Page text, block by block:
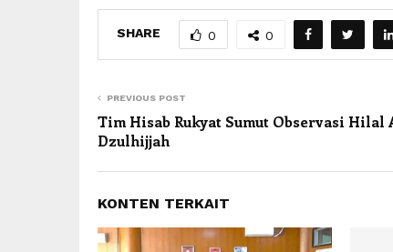
SHARE 0 0
PREVIOUS POST
Tim Hisab Rukyat Sumut Observasi Hilal
Dzulhijjah
KONTEN TERKAIT